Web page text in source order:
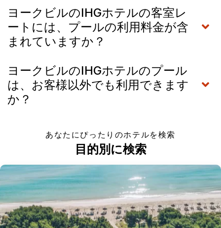
ヨークビルのIHGホテルの客室レ
ートには、プールの利用料金が含
まれていますか？
ヨークビルのIHGホテルのプール
は、お客様以外でも利用できます
か？
あなたにぴったりのホテルを検索
目的別に検索